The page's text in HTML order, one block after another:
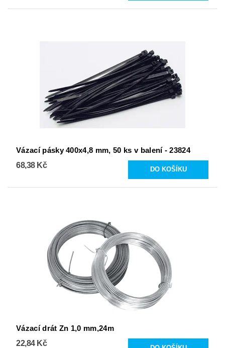
Vázací pásky 400x4,8 mm, 50 ks v balení - 23824
68,38 Kč
Vázací drát Zn 1,0 mm,24m
22,84 Kč